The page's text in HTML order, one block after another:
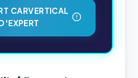
CARVERTICAL